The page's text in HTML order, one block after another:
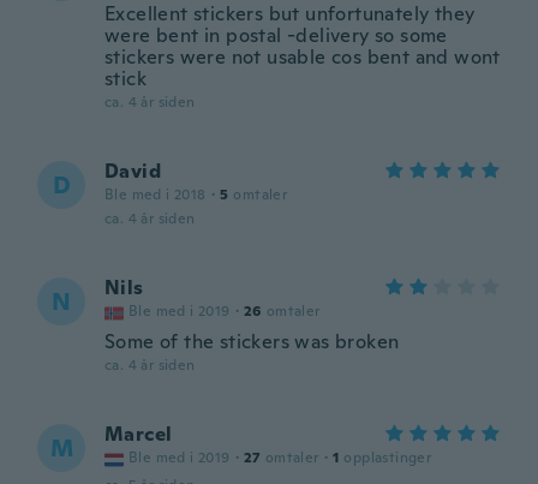
Excellent stickers but unfortunately they
were bent in postal -delivery so some
stickers were not usable cos bent and wont
stick
ca. 4 år siden
D David
Ble med i 2018 · 5 omtaler
ca. 4 år siden
N Nils
Ble med i 2019 · 26 omtaler
Some of the stickers was broken
ca. 4 år siden
M Marcel
Ble med i 2019 · 27 omtaler · 1 opplastinger